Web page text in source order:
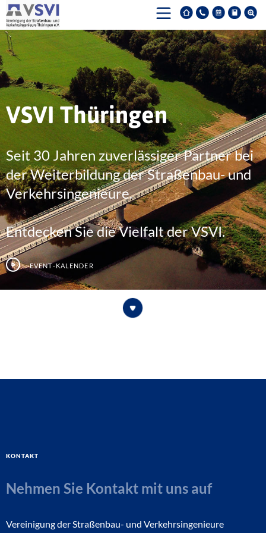
VSVI Thüringen
Seit 30 Jahren zuverlässiger Partner bei
der Weiterbildung der Straßenbau- und
Verkehrsingenieure.
Entdecken Sie die Vielfalt der VSVI.
Event-Kalender
Kontakt
Nehmen Sie Kontakt mit uns auf
Vereinigung der Straßenbau- und Verkehrsingenieure